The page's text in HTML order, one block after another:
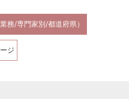
務/専門家別/都道府県）
ジ